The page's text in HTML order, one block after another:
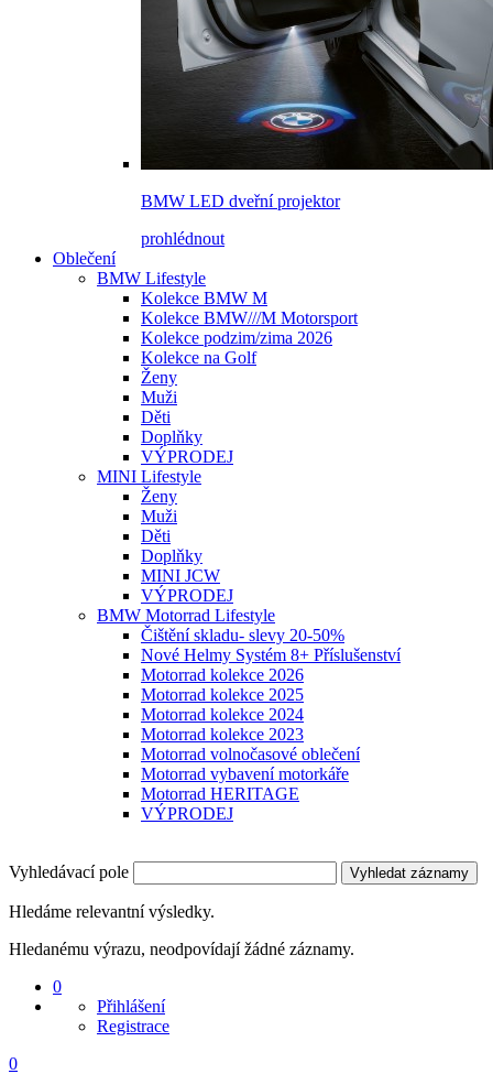
BMW LED dveřní projektor
prohlédnout
Oblečení
BMW Lifestyle
Kolekce BMW M
Kolekce BMW///M Motorsport
Kolekce podzim/zima 2026
Kolekce na Golf
Ženy
Muži
Děti
Doplňky
VÝPRODEJ
MINI Lifestyle
Ženy
Muži
Děti
Doplňky
MINI JCW
VÝPRODEJ
BMW Motorrad Lifestyle
Čištění skladu- slevy 20-50%
Nové Helmy Systém 8+ Příslušenství
Motorrad kolekce 2026
Motorrad kolekce 2025
Motorrad kolekce 2024
Motorrad kolekce 2023
Motorrad volnočasové oblečení
Motorrad vybavení motorkáře
Motorrad HERITAGE
VÝPRODEJ
Vyhledávací pole Vyhledat záznamy
Hledáme relevantní výsledky.
Hledanému výrazu, neodpovídají žádné záznamy.
0
Přihlášení
Registrace
0